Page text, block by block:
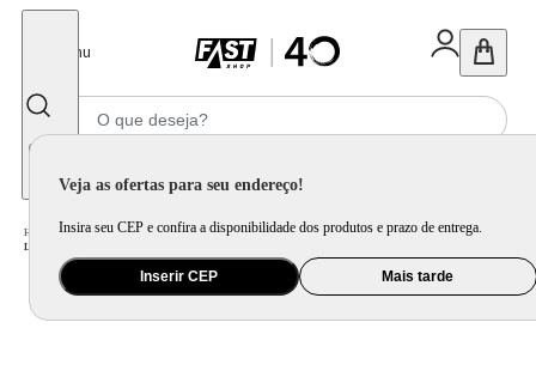
Menu
Veja as ofertas para seu endereço!
Insira seu CEP e confira a disponibilidade dos produtos e prazo de entrega.
Inserir CEP Mais tarde
Home Utilidade Doméstica Organização e Armazenamento / Lixeira /
Lixeira com Tampa Basculante Brinox Decorline 47 Litros 30 x 70cm Aço Inoxidável